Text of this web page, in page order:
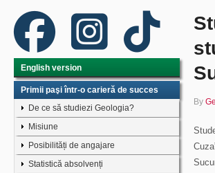
By
English version
Primii paşi într-o carieră de succes
De ce să studiezi Geologia?
Misiune
Posibilități de angajare
Statistică absolvenți